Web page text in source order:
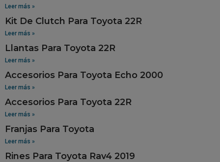
Leer más »
Kit De Clutch Para Toyota 22R
Leer más »
Llantas Para Toyota 22R
Leer más »
Accesorios Para Toyota Echo 2000
Leer más »
Accesorios Para Toyota 22R
Leer más »
Franjas Para Toyota
Leer más »
Rines Para Toyota Rav4 2019